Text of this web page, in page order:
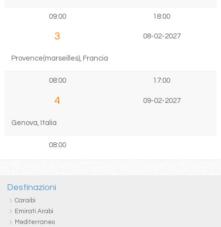
09:00 18:00
3 08-02-2027
Provence(marseilles), Francia
08:00 17:00
4 09-02-2027
Genova, Italia
08:00
Destinazioni
Caraibi
Emirati Arabi
Mediterraneo